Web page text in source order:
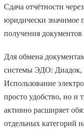
Сдача отчётности
юридически значимое
получения
Для обмена
системы ЭДО:
Использование
просто удобство, но и
активно расширяет
отдельных категорий